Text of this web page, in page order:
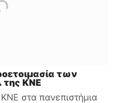
των
της ΚΝΕ
ΚΝΕ στα πανεπιστήμια